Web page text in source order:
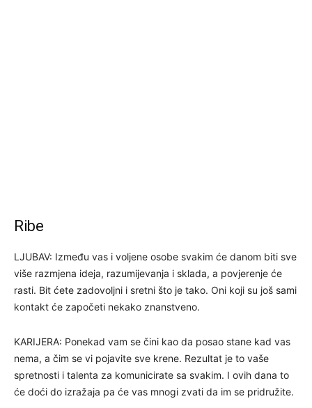
Ribe
LJUBAV: Između vas i voljene osobe svakim će danom biti sve
više razmjena ideja, razumijevanja i sklada, a povjerenje će
rasti. Bit ćete zadovoljni i sretni što je tako. Oni koji su još sami
kontakt će započeti nekako znanstveno.
KARIJERA: Ponekad vam se čini kao da posao stane kad vas
nema, a čim se vi pojavite sve krene. Rezultat je to vaše
spretnosti i talenta za komunicirate sa svakim. I ovih dana to
će doći do izražaja pa će vas mnogi zvati da im se pridružite.